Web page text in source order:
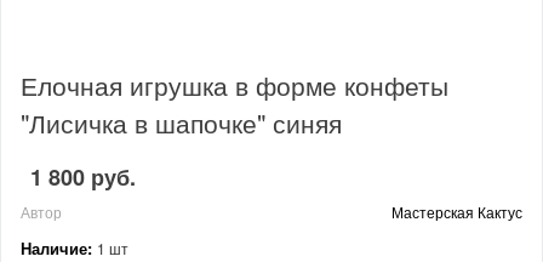
Елочная игрушка в форме конфеты
"Лисичка в шапочке" синяя
1 800 руб.
Автор Мастерская Кактус
Наличие: 1 шт